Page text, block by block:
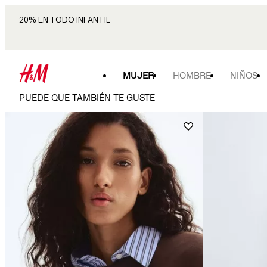
20% EN TODO INFANTIL
MUJER HOMBRE NIÑOS
PUEDE QUE TAMBIÉN TE GUSTE